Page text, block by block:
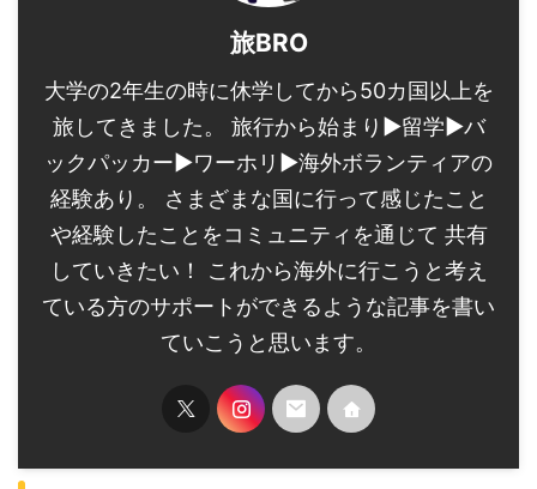
旅BRO
大学の2年生の時に休学してから50カ国以上を
旅してきました。 旅行から始まり▶︎留学▶︎バ
ックパッカー▶︎ワーホリ▶︎海外ボランティアの
経験あり。 さまざまな国に行って感じたこと
や経験したことをコミュニティを通じて 共有
していきたい！ これから海外に行こうと考え
ている方のサポートができるような記事を書い
ていこうと思います。